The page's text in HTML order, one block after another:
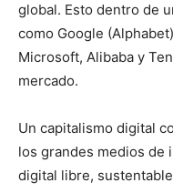
global. Esto dentro de
como Google
Microsoft, Alibaba y
mercado.
Un capitalismo digital
los grandes medios de
digital libre,